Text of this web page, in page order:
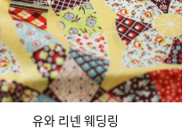
유와 리넨 웨딩링